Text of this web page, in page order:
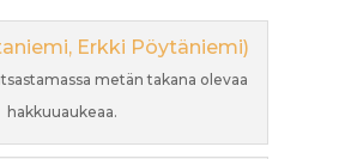
metän takana olevaa
hakkuuaukeaa.